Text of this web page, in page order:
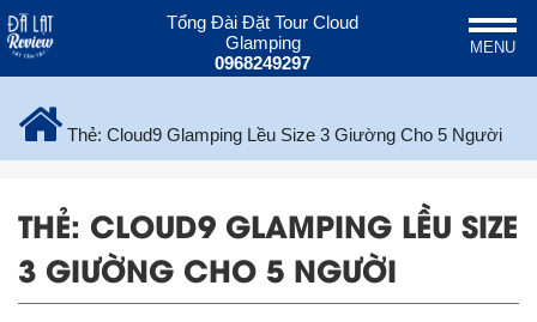
Tổng Đài Đặt Tour Cloud
Glamping
0968249297
MENU
Thẻ: Cloud9 Glamping Lều Size 3 Giường Cho 5 Người
THẺ: CLOUD9 GLAMPING LỀU SIZE
3 GIƯỜNG CHO 5 NGƯỜI